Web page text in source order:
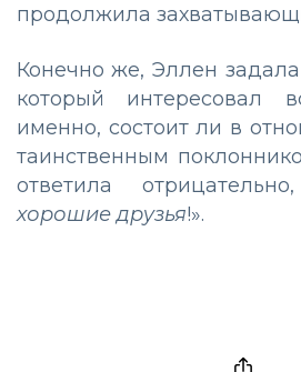
продолжила
Конечно же, Эллен
который интересовал
именно, состоит ли в
таинственным
ответила
хорошие друзья!».